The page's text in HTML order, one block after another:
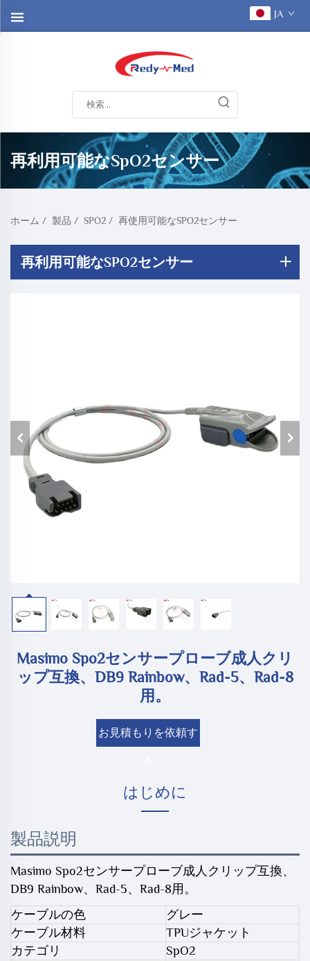
JA
再利用可能なSpO2センサー
ホーム / 製品 / SPO2 / 再使用可能なSPO2センサー
再利用可能なSPO2センサー
Masimo Spo2センサープローブ成人クリ
ップ互換、DB9 Rainbow、Rad-5、Rad-8
用。
お見積もりを依頼す
はじめに
製品説明
Masimo Spo2センサープローブ成人クリップ互換、
DB9 Rainbow、Rad-5、Rad-8用。
ケーブルの色
グレー
ケーブル材料
TPUジャケット
カテゴリ
SpO2